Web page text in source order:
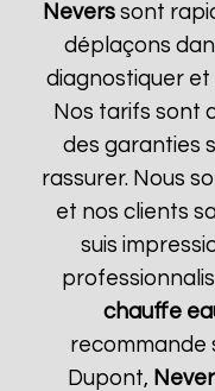
Neverssont
déplaçons
diagnostiquer
Nos tarifs sont
des garanties
rassurer. Nous
et nos clients
suis
chauffe
recommande
Dupont,